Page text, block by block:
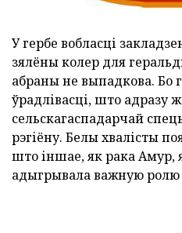
У гербе вобласці
зялёны колер для
абраны не выпадкова. Бо
ўрадлівасці, што адразу
сельскагаспадарчай
рэгіёну. Белы хвалісты
што іншае, як рака Амур,
адыгрывала важную